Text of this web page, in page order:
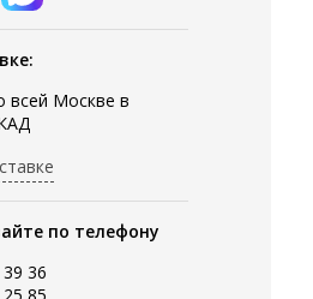
всей Москве в
по телефону
36